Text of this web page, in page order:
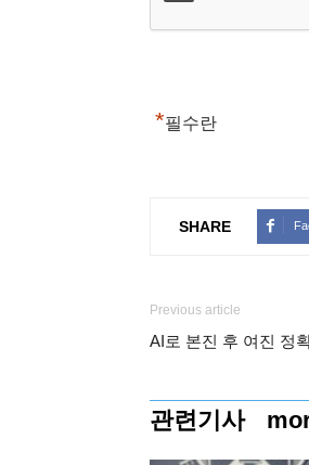
*필수란
SHARE
Previous article
AI로 본진 후 여진 정
관련기사